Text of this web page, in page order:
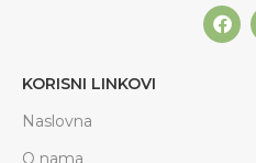
KORISNI LINKOVI
Naslovna
O nama